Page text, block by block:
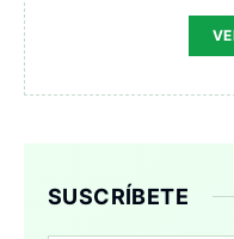
SUSCRÍBETE